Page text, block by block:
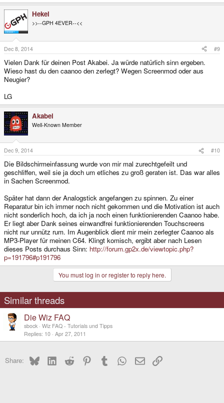
Hekel
>>--GPH 4EVER--<<
Dec 8, 2014 #9
Vielen Dank für deinen Post Akabei. Ja würde natürlich sinn ergeben.
Wieso hast du den caanoo den zerlegt? Wegen Screenmod oder aus
Neugier?
LG
Akabei
Well-Known Member
Dec 9, 2014 #10
Die Bildschirmeinfassung wurde von mir mal zurechtgefeilt und
geschliffen, weil sie ja doch um etliches zu groß geraten ist. Das war alles
in Sachen Screenmod.
Später hat dann der Analogstick angefangen zu spinnen. Zu einer
Reparatur bin ich immer noch nicht gekommen und die Motivation ist auch
nicht sonderlich hoch, da ich ja noch einen funktionierenden Caanoo habe.
Er liegt aber Dank seines einwandfrei funktionierenden Touchscreens
nicht nur unnütz rum. Im Augenblick dient mir mein zerlegter Caanoo als
MP3-Player für meinen C64. Klingt komisch, ergibt aber nach Lesen
dieses Posts durchaus Sinn: http://forum.gp2x.de/viewtopic.php?
p=191796#p191796
You must log in or register to reply here.
Similar threads
Die Wiz FAQ
sbock Wiz FAQ - Tutorials und Tipps
Replies 10 Apr 27, 2011
Share: BlueskyLinkedInReddit PinterestTumblr WhatsApp
EmailLink